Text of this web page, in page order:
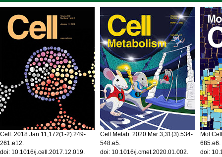
Cell. 2018 Jan 11;172(1-2):249-
261.e12.
doi: 10.1016/j.cell.2017.12.019.
Cell Metab. 2020 Mar 3;31(3):534-
548.e5.
doi: 10.1016/j.cmet.2020.01.002.
Mol
685.e6.
doi: